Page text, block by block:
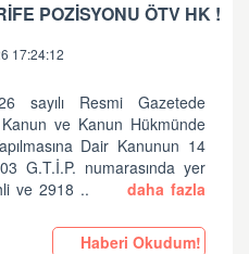
POZİSYONU ÖTV HK !
17:24:12
sayılı Resmi Gazetede
Kanun ve Kanun Hükmünde
Dair Kanunun 14
G.T.İ.P. numarasında yer
ve 2918 ..
daha fazla
Haberi Okudum!